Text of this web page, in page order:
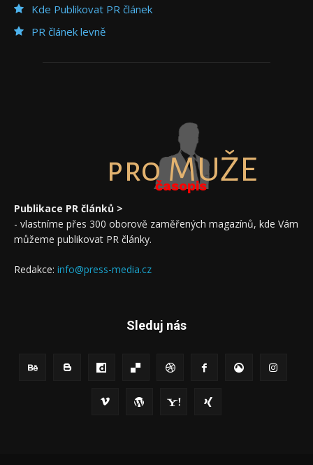
Kde Publikovat PR článek
PR článek levně
pro MUŽE
časopis
Publikace PR článků >
- vlastníme přes 300 oborově zaměřených magazínů, kde Vám
můžeme publikovat PR články.
Redakce: info@press-media.cz
Sleduj nás